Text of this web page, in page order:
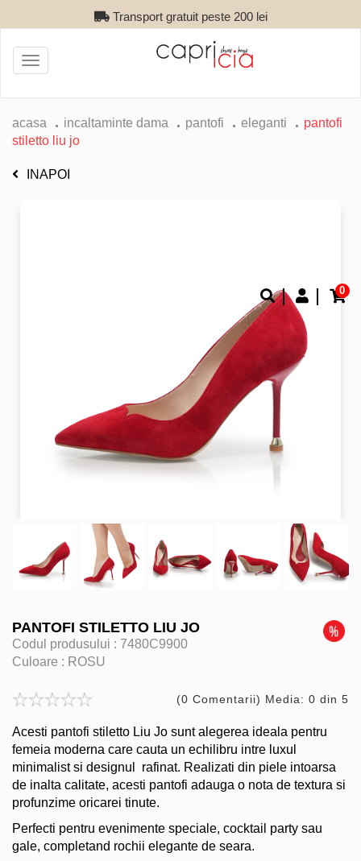
Transport gratuit peste 200 lei
0
Toggle
navigation
acasa incaltaminte dama pantofi eleganti
pantofi
stiletto liu jo
INAPOI
PANTOFI STILETTO LIU JO
Codul produsului : 7480C9900
Culoare : ROSU
(0 Comentarii) Media: 0 din 5
Acesti pantofi stiletto Liu Jo sunt alegerea ideala pentru
femeia moderna care cauta un echilibru intre luxul
minimalist si designul rafinat. Realizati din piele intoarsa
de inalta calitate, acesti pantofi adauga o nota de textura si
profunzime oricarei tinute.
Perfecti pentru evenimente speciale, cocktail party sau
gale, completand rochii elegante de seara.